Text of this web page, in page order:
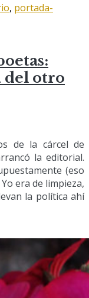
, portada-
del otro
de la cárcel de
la editorial.
(eso
era de limpieza,
la política ahí